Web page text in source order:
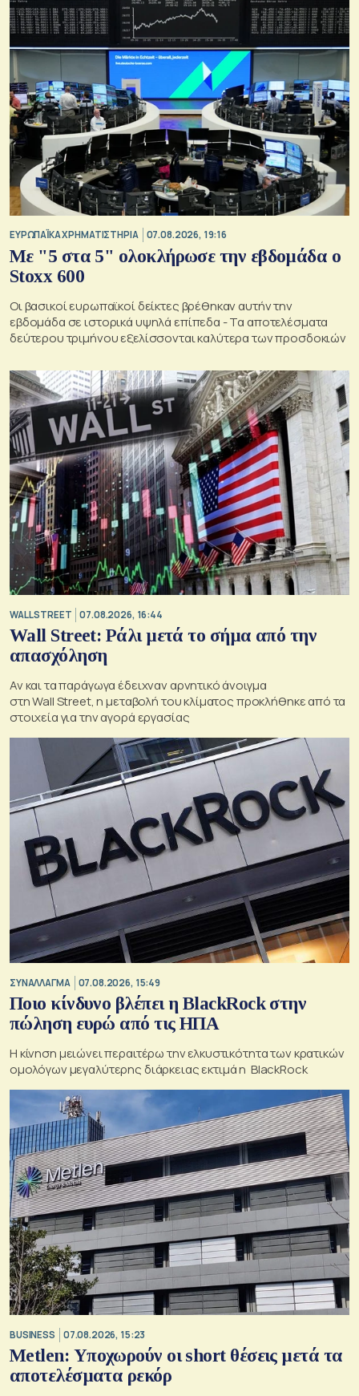
ΕΥΡΩΠΑΪΚΑ ΧΡΗΜΑΤΙΣΤΗΡΙΑ 07.08.2026, 19:16
Με "5 στα 5" ολοκλήρωσε την εβδομάδα ο
Stoxx 600
Οι βασικοί ευρωπαϊκοί δείκτες βρέθηκαν αυτήν την
εβδομάδα σε ιστορικά υψηλά επίπεδα - Τα αποτελέσματα
δεύτερου τριμήνου εξελίσσονται καλύτερα των προσδοκιών
WALL STREET 07.08.2026, 16:44
Wall Street: Ράλι μετά το σήμα από την
απασχόληση
Αν και τα παράγωγα έδειχναν αρνητικό άνοιγμα
στη Wall Street, η μεταβολή του κλίματος προκλήθηκε από τα
στοιχεία για την αγορά εργασίας
ΣΥΝΑΛΛΑΓΜΑ 07.08.2026, 15:49
Ποιο κίνδυνο βλέπει η BlackRock στην
πώληση ευρώ από τις ΗΠΑ
Η κίνηση μειώνει περαιτέρω την ελκυστικότητα των κρατικών
ομολόγων μεγαλύτερης διάρκειας εκτιμά η BlackRock
BUSINESS 07.08.2026, 15:23
Metlen: Υποχωρούν οι short θέσεις μετά τα
αποτελέσματα ρεκόρ